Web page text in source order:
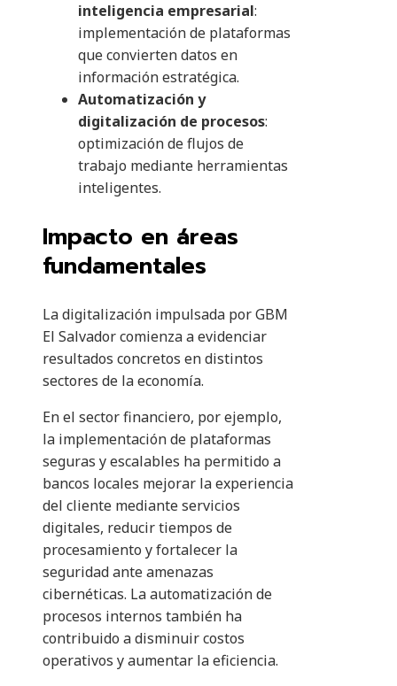
inteligencia empresarial:
implementación de plataformas
que convierten datos en
información estratégica.
Automatización y
digitalización de procesos:
optimización de flujos de
trabajo mediante herramientas
inteligentes.
Impacto en áreas
fundamentales
La digitalización impulsada por GBM
El Salvador comienza a evidenciar
resultados concretos en distintos
sectores de la economía.
En el sector financiero, por ejemplo,
la implementación de plataformas
seguras y escalables ha permitido a
bancos locales mejorar la experiencia
del cliente mediante servicios
digitales, reducir tiempos de
procesamiento y fortalecer la
seguridad ante amenazas
cibernéticas. La automatización de
procesos internos también ha
contribuido a disminuir costos
operativos y aumentar la eficiencia.